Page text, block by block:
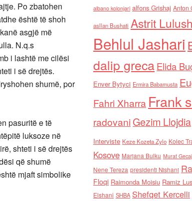
Po zbatohen
është të shoh
asgjë më
N.q.s
i lashtë me cilësi
i së drejtës.
shumë, por
pasuritë e të
luksoze në
shteti i së drejtës
që shumë
mjaft simbolike
albano kolonjari alfons Grishaj Anton
asllan Bushati Astrit
Behlul Jashari
dalip grecaElida
Enver Bytyci Ermira Babamusta
Fahri Xharra Frank
radovaniGezim Llojdia
Interviste Keze Kozeta Zylo Kolec
Kosove Marjana Bulku Murat Gecaj
Nene Tereza presidenti Nishani
Floqi Raimonda Moisiu Ramiz
Elshani SHBA Shefqet Kercelli